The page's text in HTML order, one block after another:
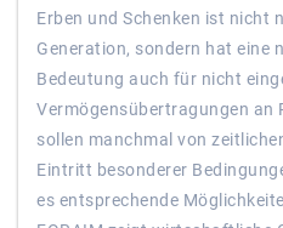
Erben und Schenken ist nicht
Generation, sondern hat eine
Bedeutung auch für nicht
Vermögensübertragungen an
sollen manchmal von
Eintritt besonderer
es entsprechende